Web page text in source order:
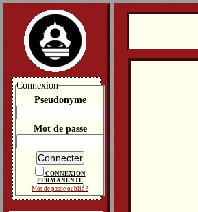
Connexion
Pseudonyme
Mot de passe
CONNEXION
PERMANENTE
Mot de passe oublié ?